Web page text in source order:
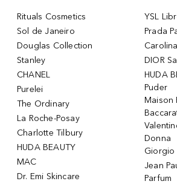
Rituals Cosmetics
Sol de Janeiro
Douglas Collection
Stanley
CHANEL
Purelei
The Ordinary
La Roche-Posay
Charlotte Tilbury
HUDA BEAUTY
MAC
Dr. Emi Skincare
YSL
Prada
DIOR
HUDA
Puder
Maison
Donna
Giorgio
Jean
Parfum